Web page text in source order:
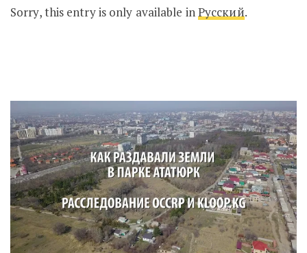
Sorry, this entry is only available inРусский.